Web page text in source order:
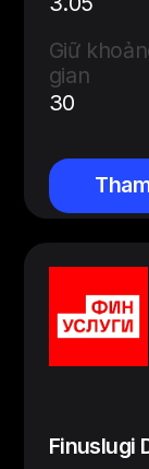
Giữ
gian
30
Finuslugi